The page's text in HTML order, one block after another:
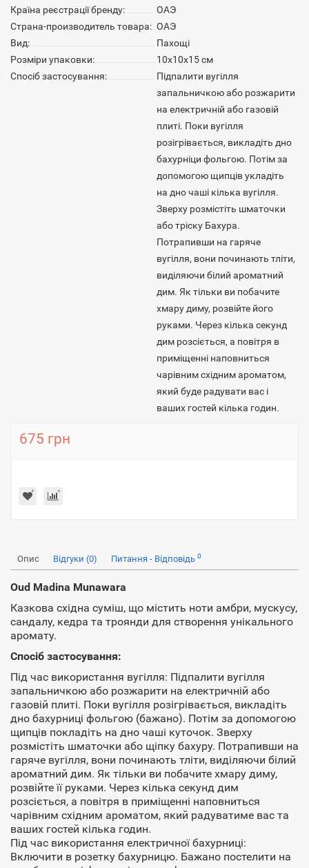
Країна реєстрації бренду:
ОАЭ
Страна-производитель товара: ОАЭ
Вид:
Пахощі
Розміри упаковки:
10х10х15 см
Спосіб застосування:
Підпалити вугілля
запальничкою або розжарити
на електричній або газовій
плиті. Поки вугілля
розігрівається, викладіть дно
бахурніци фольгою. Потім за
допомогою щипців укладіть
на дно чаші кілька вугілля.
Зверху розмістіть шматочки
або тріску Бахура.
Потрапивши на гаряче
вугілля, вони починають тліти,
виділяючи білий ароматний
дим. Як тільки ви побачите
хмару диму, розвійте його
руками. Через кілька секунд
дим розсіється, а повітря в
приміщенні наповниться
чарівним східним ароматом,
який буде радувати вас і
ваших гостей кілька годин.
675 грн
Опис Відгуки (0) Питання - Відповідь 0
Oud Madina Munawara
Казкова східна суміш, що містить ноти амбри, мускусу,
сандалу, кедра та троянди для створення унікального
аромату.
Спосіб застосування:
Під час використання вугілля: Підпалити вугілля
запальничкою або розжарити на електричній або
газовій плиті. Поки вугілля розігрівається, викладіть
дно бахурниці фольгою (бажано). Потім за допомогою
щипців покладіть на дно чаші куточок. Зверху
розмістіть шматочки або щіпку бахуру. Потрапивши на
гаряче вугілля, вони починають тліти, виділяючи білий
ароматний дим. Як тільки ви побачите хмару диму,
розвійте її руками. Через кілька секунд дим
розсіється, а повітря в приміщенні наповниться
чарівним східним ароматом, який радуватиме вас та
ваших гостей кілька годин.
Під час використання електричної бахурниці:
Включити в розетку бахурницю. Бажано постелити на